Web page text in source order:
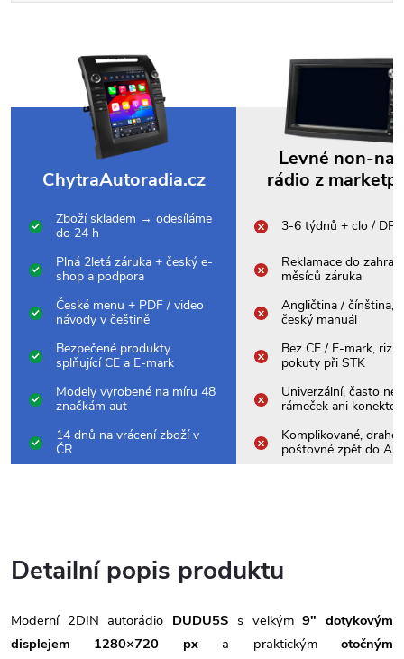
ChytraAutoradia.cz
Levné non-
rádio z
Zboží skladem → odesíláme
do 24 h
3-6 týdnů + clo /
Plná 2letá záruka + český e-
shop a podpora
Reklamace do
měsíců záruka
České menu + PDF / video
návody v češtině
Angličtina / čínština,
český manuál
Bezpečené produkty
splňující CE a E-mark
Bez CE / E-mark,
pokuty při STK
Modely vyrobené na míru 48
značkám aut
Univerzální, často
rámeček ani konektor
14 dnů na vrácení zboží v
ČR
Komplikované, drahé
poštovné zpět do
Detailní popis produktu
Moderní 2DIN autorádio DUDU5S s velkým9" dotykovým
displejem 1280×720 pxa praktickýmotočným